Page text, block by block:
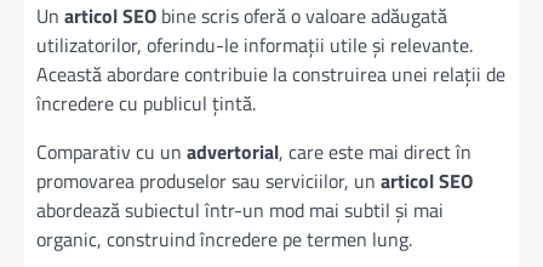
Un articol SEO bine scris oferă o valoare adăugată
utilizatorilor, oferindu-le informații utile și relevante.
Această abordare contribuie la construirea unei relații de
încredere cu publicul țintă.
Comparativ cu un advertorial, care este mai direct în
promovarea produselor sau serviciilor, un articol SEO
abordează subiectul într-un mod mai subtil și mai
organic, construind încredere pe termen lung.